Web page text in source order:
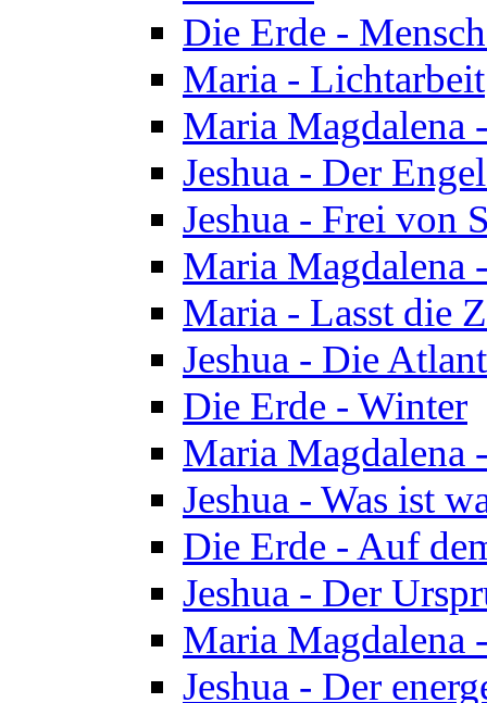
Die Erde -
Maria - Lichtarbeit
Maria Magdalena
Jeshua - Der
Jeshua - Frei von
Maria Magdalena
Maria - Lasst die
Jeshua - Die
Die Erde - Winter
Maria Magdalena
Jeshua - Was ist
Die Erde - Auf
Jeshua - Der
Maria Magdalena
Jeshua - Der